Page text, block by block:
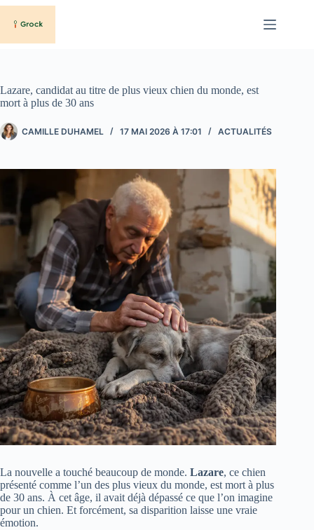
Passer
contenu
Lazare, candidat au titre de plus vieux chien du monde, est
mort à plus de 30 ans
CAMILLE DUHAMEL 17 MAI 2026 À 17:01 ACTUALITÉS
La nouvelle a touché beaucoup de monde. Lazare, ce chien
présenté comme l’un des plus vieux du monde, est mort à plus
de 30 ans. À cet âge, il avait déjà dépassé ce que l’on imagine
pour un chien. Et forcément, sa disparition laisse une vraie
émotion.